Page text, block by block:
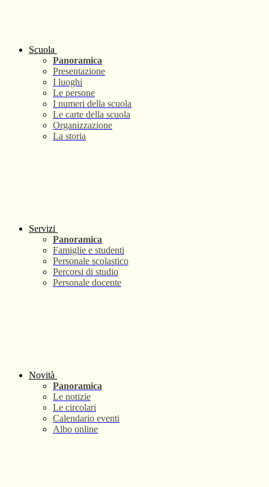
Scuola
Panoramica
Presentazione
I luoghi
Le persone
I numeri della scuola
Le carte della scuola
Organizzazione
La storia
Servizi
Panoramica
Famiglie e studenti
Personale scolastico
Percorsi di studio
Personale docente
Novità
Panoramica
Le notizie
Le circolari
Calendario eventi
Albo online